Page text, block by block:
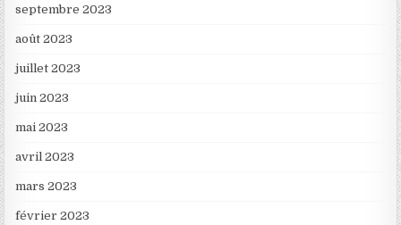
septembre 2023
août 2023
juillet 2023
juin 2023
mai 2023
avril 2023
mars 2023
février 2023